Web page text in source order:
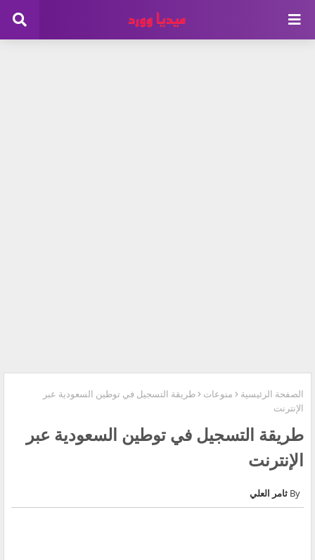
الصفحة الرئيسية منوعات
طريقة التسجيل في توطين السعودية عبر
الإنترنت
طريقة التسجيل في توطين السعودية عبر
الإنترنت
ثامر العلي